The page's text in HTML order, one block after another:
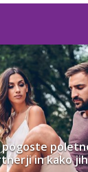
pogoste
in kako